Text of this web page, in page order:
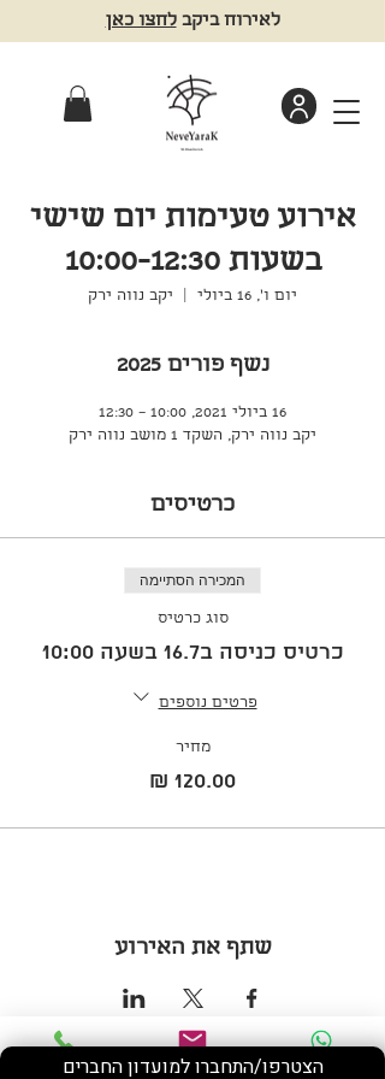
לאירוח ביקבלחצו כאן
אירוע טעימות יום שישי
בשעות 10:00-12:30
יום ו׳, 16 ביולי יקב נווה ירק
נשף פורים 2025
16 ביולי 2021, 10:00 – 12:30
יקב נווה ירק, השקד 1 מושב נווה ירק
כרטיסים
המכירה הסתיימה
סוג כרטיס
כרטיס כניסה ב16.7 בשעה 10:00
פרטים נוספים
מחיר
שתף את האירוע
Phone Email WhatsApp
הצטרפו/התחברו למועדון החברים